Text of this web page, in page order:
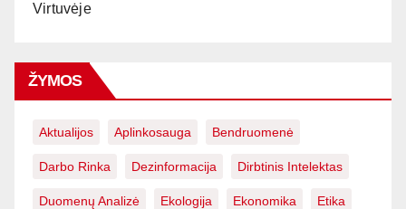
Virtuvėje
ŽYMOS
Aktualijos Aplinkosauga Bendruomenė
Darbo Rinka Dezinformacija Dirbtinis Intelektas
Duomenų Analizė Ekologija Ekonomika Etika